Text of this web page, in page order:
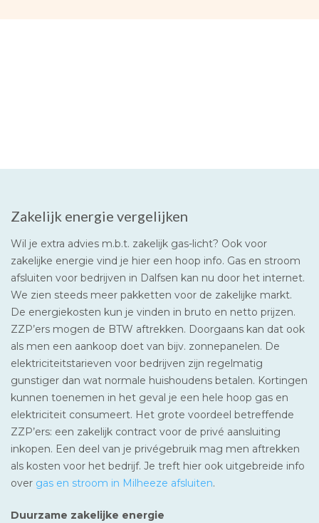
Zakelijk energie vergelijken
Wil je extra advies m.b.t. zakelijk gas-licht? Ook voor
zakelijke energie vind je hier een hoop info. Gas en stroom
afsluiten voor bedrijven in Dalfsen kan nu door het internet.
We zien steeds meer pakketten voor de zakelijke markt.
De energiekosten kun je vinden in bruto en netto prijzen.
ZZP’ers mogen de BTW aftrekken. Doorgaans kan dat ook
als men een aankoop doet van bijv. zonnepanelen. De
elektriciteitstarieven voor bedrijven zijn regelmatig
gunstiger dan wat normale huishoudens betalen. Kortingen
kunnen toenemen in het geval je een hele hoop gas en
elektriciteit consumeert. Het grote voordeel betreffende
ZZP’ers: een zakelijk contract voor de privé aansluiting
inkopen. Een deel van je privégebruik mag men aftrekken
als kosten voor het bedrijf. Je treft hier ook uitgebreide info
over gas en stroom in Milheeze afsluiten.
Duurzame zakelijke energie